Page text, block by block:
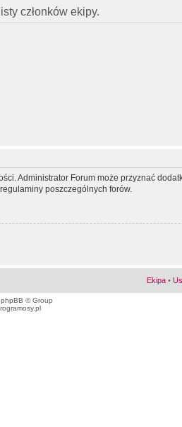
członków ekipy.
Administrator Forum może przyznać
poszczególnych forów.
Ekipa •
phpBB © Group